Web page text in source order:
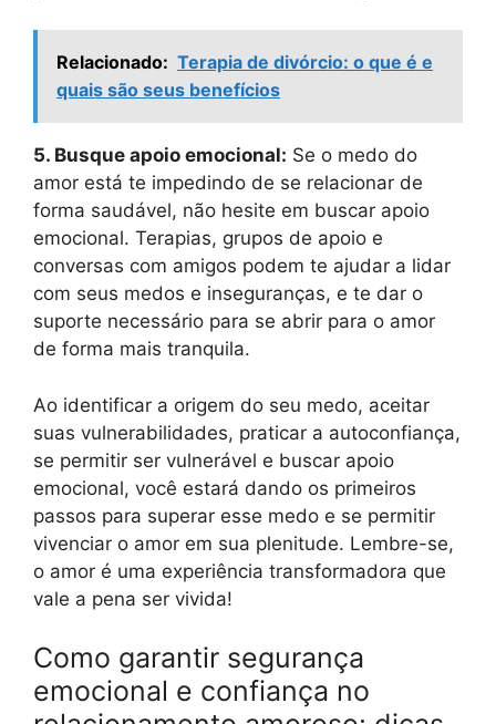
Relacionado: Terapia de divórcio: o que é e
quais são seus benefícios
5. Busque apoio emocional: Se o medo do
amor está te impedindo de se relacionar de
forma saudável, não hesite em buscar apoio
emocional. Terapias, grupos de apoio e
conversas com amigos podem te ajudar a lidar
com seus medos e inseguranças, e te dar o
suporte necessário para se abrir para o amor
de forma mais tranquila.
Ao identificar a origem do seu medo, aceitar
suas vulnerabilidades, praticar a autoconfiança,
se permitir ser vulnerável e buscar apoio
emocional, você estará dando os primeiros
passos para superar esse medo e se permitir
vivenciar o amor em sua plenitude. Lembre-se,
o amor é uma experiência transformadora que
vale a pena ser vivida!
Como garantir segurança
emocional e confiança no